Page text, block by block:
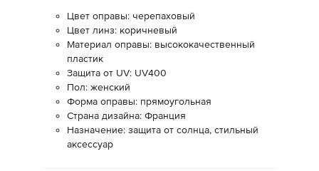
Цвет оправы: черепаховый
Цвет линз: коричневый
Материал оправы: высококачественный
пластик
Защита от UV: UV400
Пол: женский
Форма оправы: прямоугольная
Страна дизайна: Франция
Назначение: защита от солнца, стильный
аксессуар